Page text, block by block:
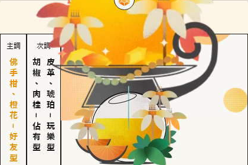
對方的主調蠟燭是...
主調
佛手柑、橙花－好友型
次調
胡椒、肉桂
－
佔有型
皮革、琥珀
－
玩樂型